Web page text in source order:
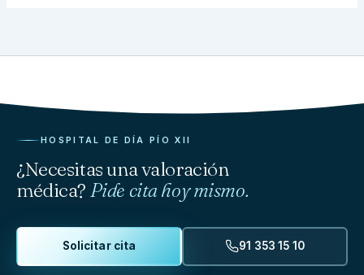
HOSPITAL DE DÍA PÍO XII
¿Necesitas una valoración
médica? Pide cita hoy mismo.
Solicitar cita 91 353 15 10